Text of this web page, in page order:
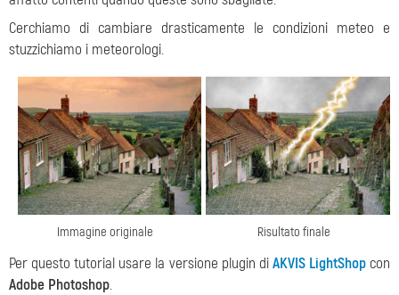
Cerchiamo di cambiare drasticamente le condizioni meteo e
stuzzichiamo i meteorologi.
Immagine originale Risultato finale
Per questo tutorial usare la versione plugin diAKVIS LightShopcon
Adobe Photoshop.